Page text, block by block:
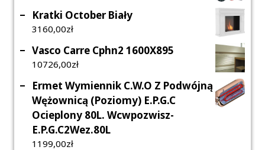
Kratki October Biały
3160,00Zł
Vasco Carre Cphn2 1600X895
10726,00Zł
Ermet Wymiennik C.W.O Z Podwójną
Wężownicą (Poziomy) E.P.G.C
Ocieplony 80L. Wcwpozwisz-
E.P.G.C2Wez.80L
1199,00Zł